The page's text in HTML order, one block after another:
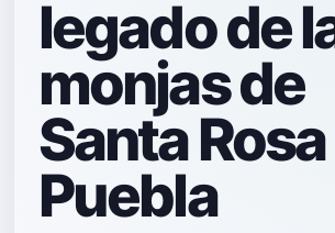
legado de
monjas de
Santa
Puebla